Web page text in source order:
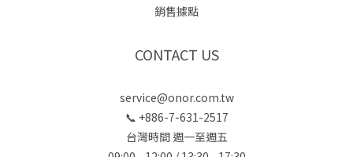
銷售據點
CONTACT US
service@onor.com.tw
📞 +886-7-631-2517
台灣時間 週一至週五